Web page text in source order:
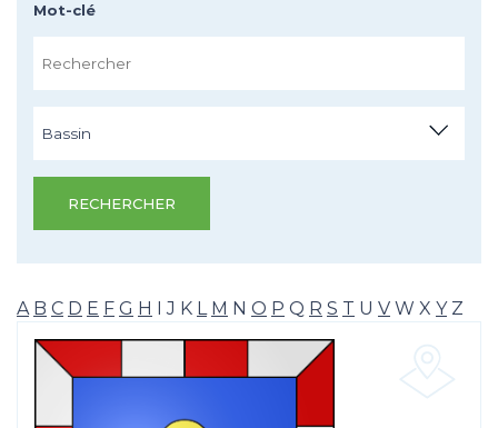
Mot-clé
Bassin
RECHERCHER
A B C D E F G H I J K L M N O P Q R S T U V W X Y Z